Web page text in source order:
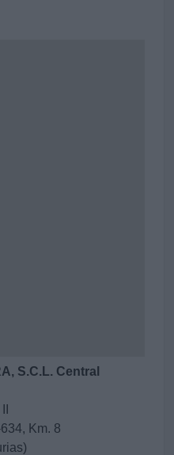
S.C.L. Central
Km. 8